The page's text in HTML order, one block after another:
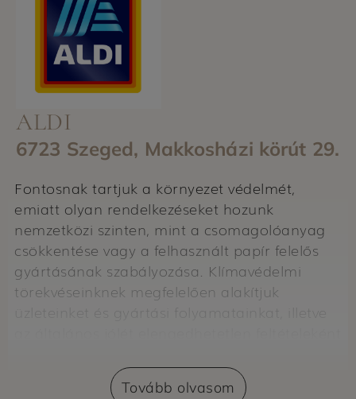
ALDI
6723 Szeged, Makkosházi körút 29.
Fontosnak tartjuk a környezet védelmét,
emiatt olyan rendelkezéseket hozunk
nemzetközi szinten, mint a csomagolóanyag
csökkentése vagy a felhasznált papír felelős
gyártásának szabályozása. Klímavédelmi
törekvéseinknek megfelelően alakítjuk
Tovább olvasom